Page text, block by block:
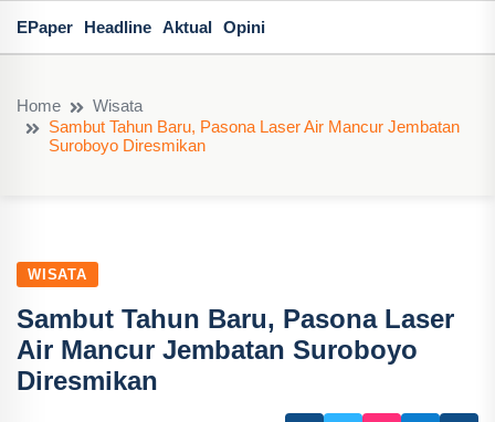
EPaper Headline Aktual Opini
Home
Wisata
Sambut Tahun Baru, Pasona Laser Air Mancur Jembatan
Suroboyo Diresmikan
WISATA
Sambut Tahun Baru, Pasona Laser
Air Mancur Jembatan Suroboyo
Diresmikan